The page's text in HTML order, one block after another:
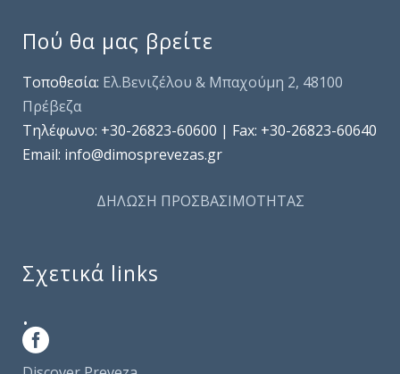
Πού θα μας βρείτε
Τοποθεσία: Ελ.Βενιζέλου & Μπαχούμη 2, 48100
Πρέβεζα
Τηλέφωνo: +30-26823-60600 | Fax: +30-26823-60640
Email: info@dimosprevezas.gr
ΔΗΛΩΣΗ ΠΡΟΣΒΑΣΙΜΟΤΗΤΑΣ
Σχετικά links
.